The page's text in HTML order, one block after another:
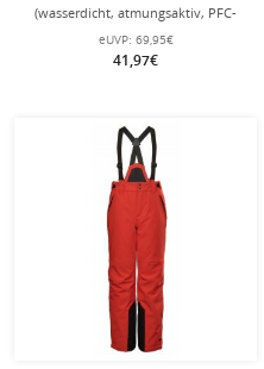
(wasserdicht, atmungsaktiv, PFC-
frei, Schneefang, Kantenschutz)
neonpink Kinder Mädchen
eUVP: 69,95€
41,97€